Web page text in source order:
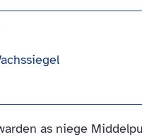
as niege